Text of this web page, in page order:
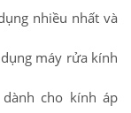
nhiều nhất và
máy rửa kính
cho kính áp